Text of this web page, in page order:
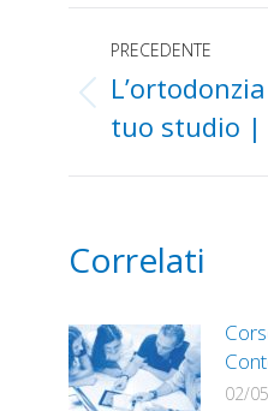
Naviga
tra
i
post
PRECEDENTE
Post
precedente:
tuo studio |
Correlati
02/